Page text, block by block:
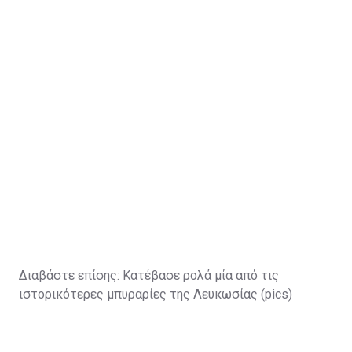
Διαβάστε επίσης: Κατέβασε ρολά μία από τις
ιστορικότερες μπυραρίες της Λευκωσίας (pics)